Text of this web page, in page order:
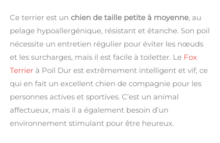
Ce terrier est un chien de taille petite à moyenne, au
pelage hypoallergénique, résistant et étanche. Son poil
nécessite un entretien régulier pour éviter les nœuds
et les surcharges, mais il est facile à toiletter. Le Fox
Terrier à Poil Dur est extrêmement intelligent et vif, ce
qui en fait un excellent chien de compagnie pour les
personnes actives et sportives. C’est un animal
affectueux, mais il a également besoin d’un
environnement stimulant pour être heureux.